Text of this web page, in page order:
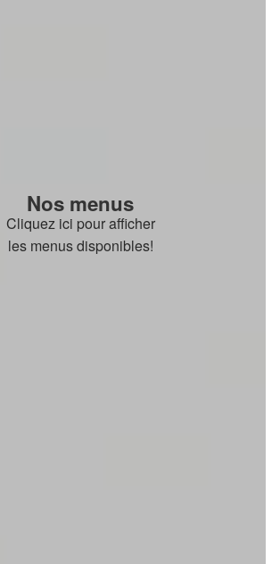
Nos menus
Cliquez ici pour afficher
les menus disponibles!